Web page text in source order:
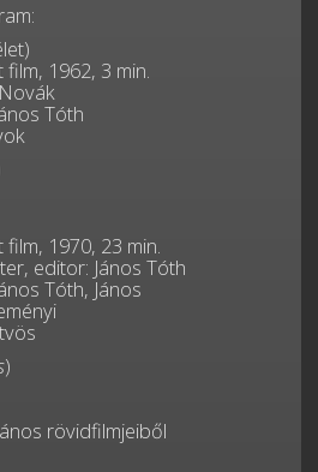
1962, 3 min.
Tóth
1970, 23 min.
editor: János Tóth
Tóth, János
)
rövidfilmjeiből